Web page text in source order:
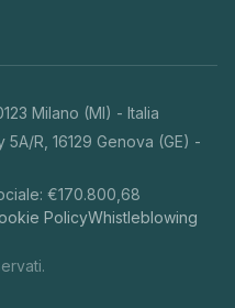
Milano (MI) - Italia
5A/R, 16129 Genova (GE) -
€170.800,68
PolicyWhistleblowing